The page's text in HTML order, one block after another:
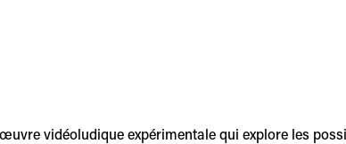
vidéoludique expérimentale qui explore les